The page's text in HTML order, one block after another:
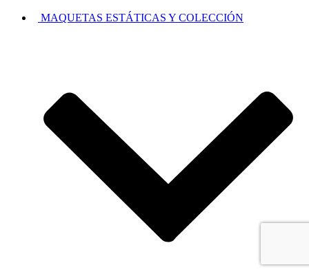
MAQUETAS ESTÁTICAS Y COLECCIÓN